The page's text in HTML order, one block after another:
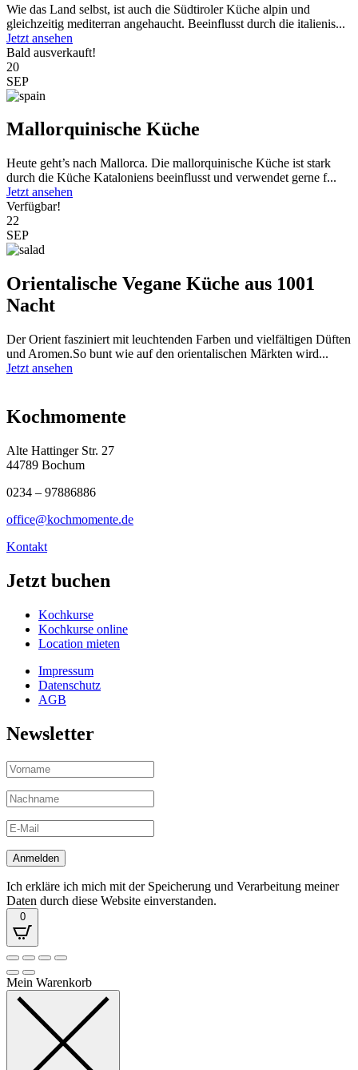
Wie das Land selbst, ist auch die Südtiroler Küche alpin und
gleichzeitig mediterran angehaucht. Beeinflusst durch die italienis...
Jetzt ansehen
Bald ausverkauft!
20
SEP
Mallorquinische Küche
Heute geht’s nach Mallorca. Die mallorquinische Küche ist stark
durch die Küche Kataloniens beeinflusst und verwendet gerne f...
Jetzt ansehen
Verfügbar!
22
SEP
Orientalische Vegane Küche aus 1001
Nacht
Der Orient fasziniert mit leuchtenden Farben und vielfältigen Düften
und Aromen.So bunt wie auf den orientalischen Märkten wird...
Jetzt ansehen
Kochmomente
Alte Hattinger Str. 27
44789 Bochum
0234 – 97886886
office@kochmomente.de
Kontakt
Jetzt buchen
Kochkurse
Kochkurse online
Location mieten
Impressum
Datenschutz
AGB
Newsletter
Ich erkläre ich mich mit der Speicherung und Verarbeitung meiner
Daten durch diese Website einverstanden.
0
Mein Warenkorb